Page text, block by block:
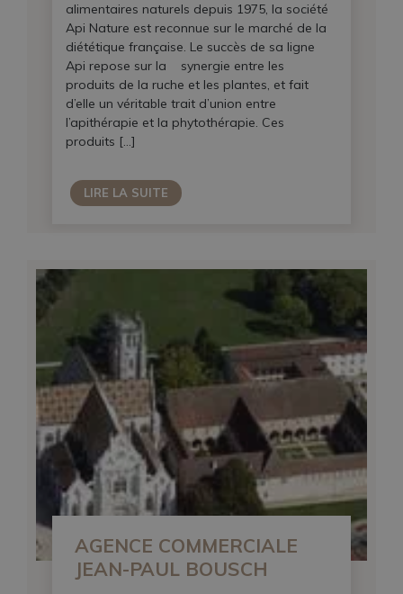
alimentaires naturels depuis 1975, la société
Api Nature est reconnue sur le marché de la
diététique française. Le succès de sa ligne
Api repose sur la synergie entre les
produits de la ruche et les plantes, et fait
d’elle un véritable trait d’union entre
l’apithérapie et la phytothérapie. Ces
produits […]
LIRE LA SUITE
AGENCE COMMERCIALE
JEAN-PAUL BOUSCH